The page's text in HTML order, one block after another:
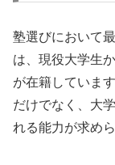
塾選びにおいて
は、現役大学生
が在籍していま
だけでなく、大
れる能力が求めら